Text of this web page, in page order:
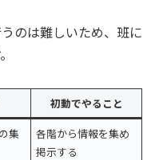
のは難しいため、班に
初動でやること
集
各階から情報を集め
掲示する